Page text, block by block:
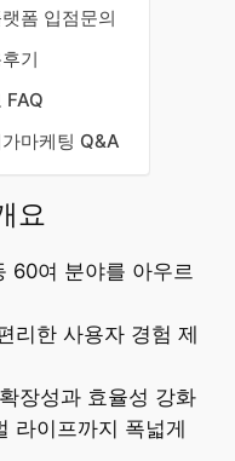
폼 입점문의
기
FAQ
마케팅 Q&A
요
60여 분야를 아우르
리한 사용자 경험 제
장성과 효율성 강화
라이프까지 폭넓게